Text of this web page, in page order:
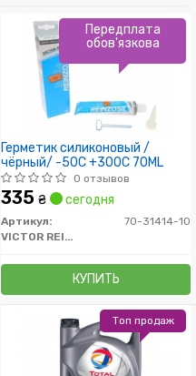
Герметик силиконовый /
чёрный/ -50C +300C 70ML
0 отзывов
335 ₴ сегодня
Артикул:
70-31414-10
VICTOR REINZ
КУПИТЬ
Передплата
обов'язкова
Топ продаж